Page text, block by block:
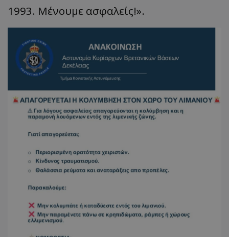
1993. Μένουμε ασφαλείς!».